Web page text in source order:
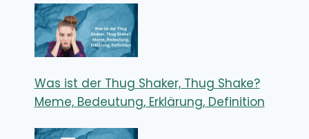
Was ist der Thug Shaker, Thug Shake?
Meme, Bedeutung, Erklärung, Definition